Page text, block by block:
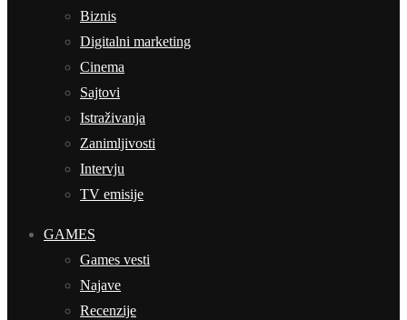
Biznis
Digitalni marketing
Cinema
Sajtovi
Istraživanja
Zanimljivosti
Intervju
TV emisije
GAMES
Games vesti
Najave
Recenzije